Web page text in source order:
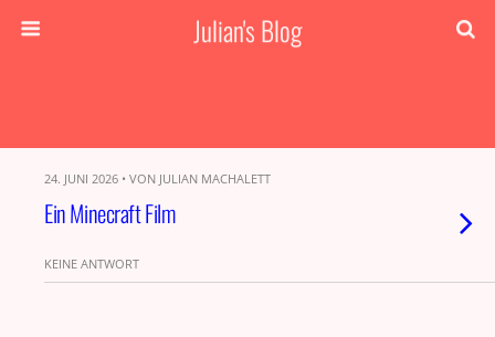
Julian's Blog
24. JUNI 2026 • VON JULIAN MACHALETT
Ein Minecraft Film
KEINE ANTWORT